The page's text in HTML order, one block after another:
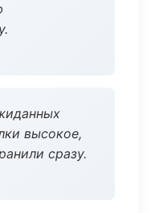
высокое,
сразу.